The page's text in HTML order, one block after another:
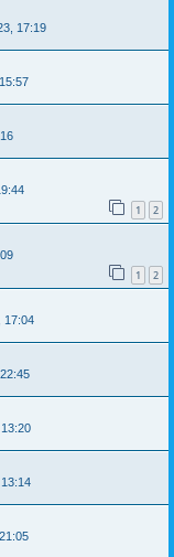
17:19
1 2
1 2
17:04